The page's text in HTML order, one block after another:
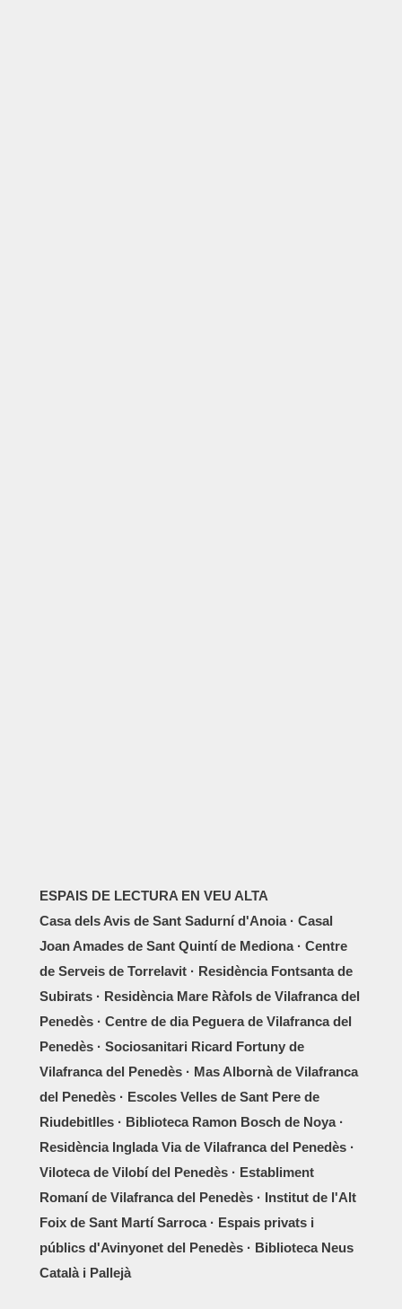
ESPAIS DE LECTURA EN VEU ALTA
Casa dels Avis de Sant Sadurní d'Anoia · Casal
Joan Amades de Sant Quintí de Mediona · Centre
de Serveis de Torrelavit · Residència Fontsanta de
Subirats · Residència Mare Ràfols de Vilafranca del
Penedès · Centre de dia Peguera de Vilafranca del
Penedès · Sociosanitari Ricard Fortuny de
Vilafranca del Penedès · Mas Albornà de Vilafranca
del Penedès · Escoles Velles de Sant Pere de
Riudebitlles · Biblioteca Ramon Bosch de Noya ·
Residència Inglada Via de Vilafranca del Penedès ·
Viloteca de Vilobí del Penedès · Establiment
Romaní de Vilafranca del Penedès · Institut de l'Alt
Foix de Sant Martí Sarroca · Espais privats i
públics d'Avinyonet del Penedès · Biblioteca Neus
Català i Pallejà